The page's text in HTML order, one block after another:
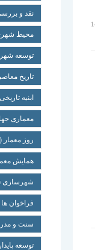
نقد و
محیط
توسعه
تاریخ معاصر
ابنیه تاریخی
معماری
روز معمار (47)
همایش
شهرسازی
فراخوان ها
سنت و
توسعه پایدار